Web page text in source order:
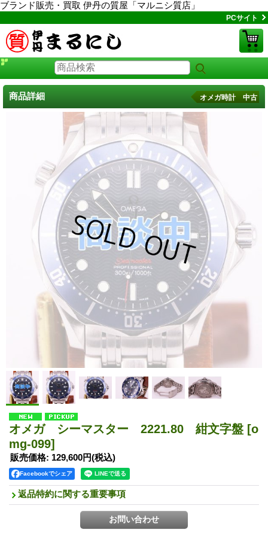
ブランド販売・買取 伊丹の質屋「マルニシ質店」
PCサイト
商品詳細 オメガ時計 中古
オメガ シーマスター 2221.80 紺文字盤 [o
mg-099]
販売価格: 129,600円(税込)
Facebookでシェア
返品特約に関する重要事項